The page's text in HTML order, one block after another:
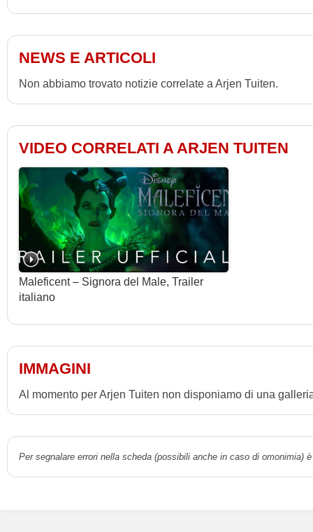
NEWS E ARTICOLI
Non abbiamo trovato notizie correlate a Arjen Tuiten.
VIDEO CORRELATI A ARJEN TUITEN
Maleficent – Signora del Male, Trailer
italiano
IMMAGINI
Al momento per Arjen Tuiten non disponiamo di una
Per segnalare errori nella scheda (possibili anche in caso di omonimia)